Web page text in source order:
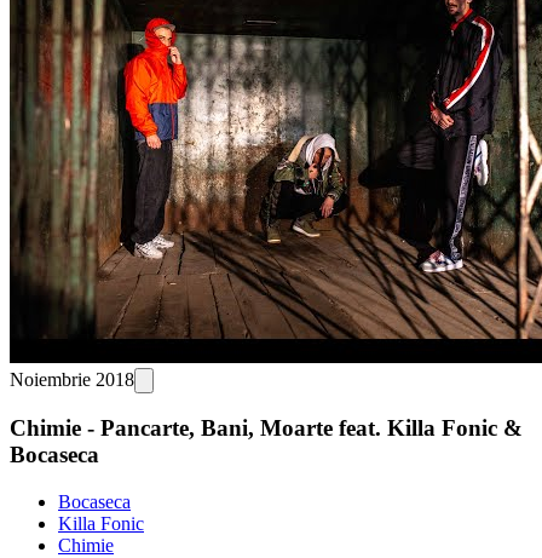
Noiembrie 2018
Chimie - Pancarte, Bani, Moarte feat. Killa Fonic &
Bocaseca
Bocaseca
Killa Fonic
Chimie